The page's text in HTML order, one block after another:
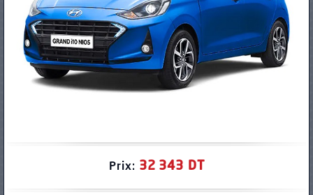
Prix: 32 343 DT
PNEUS